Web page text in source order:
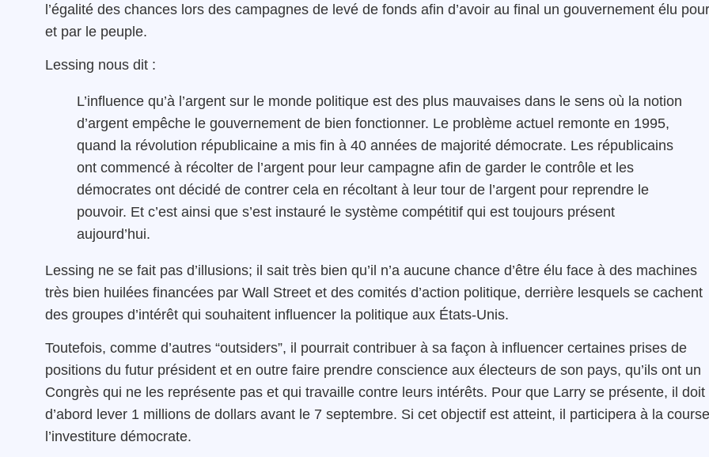
l’égalité des chances lors des campagnes de levé de fonds afin d’avoir au final un gouvernement élu pour
et par le peuple.
Lessing nous dit :
L’influence qu’à l’argent sur le monde politique est des plus mauvaises dans le sens où la notion
d’argent empêche le gouvernement de bien fonctionner. Le problème actuel remonte en 1995,
quand la révolution républicaine a mis fin à 40 années de majorité démocrate. Les républicains
ont commencé à récolter de l’argent pour leur campagne afin de garder le contrôle et les
démocrates ont décidé de contrer cela en récoltant à leur tour de l’argent pour reprendre le
pouvoir. Et c’est ainsi que s’est instauré le système compétitif qui est toujours présent
aujourd’hui.
Lessing ne se fait pas d’illusions; il sait très bien qu’il n’a aucune chance d’être élu face à des machines
très bien huilées financées par Wall Street et des comités d’action politique, derrière lesquels se cachent
des groupes d’intérêt qui souhaitent influencer la politique aux États-Unis.
Toutefois, comme d’autres “outsiders”, il pourrait contribuer à sa façon à influencer certaines prises de
positions du futur président et en outre faire prendre conscience aux électeurs de son pays, qu’ils ont un
Congrès qui ne les représente pas et qui travaille contre leurs intérêts. Pour que Larry se présente, il doit
d’abord lever 1 millions de dollars avant le 7 septembre. Si cet objectif est atteint, il participera à la
l’investiture démocrate.